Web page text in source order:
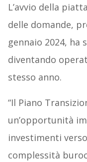
L’avvio della
delle domande,
gennaio 2024,
diventando
stesso anno.
“Il Piano
un’opportunità
investimenti
complessità